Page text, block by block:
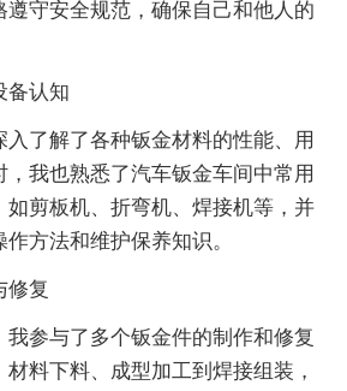
遵守安全规范，确保自己和他人的
认知
了解了各种钣金材料的性能、用
我也熟悉了汽车钣金车间中常用
如剪板机、折弯机、焊接机等，并
方法和维护保养知识。
复
参与了多个钣金件的制作和修复
料下料、成型加工到焊接组装，